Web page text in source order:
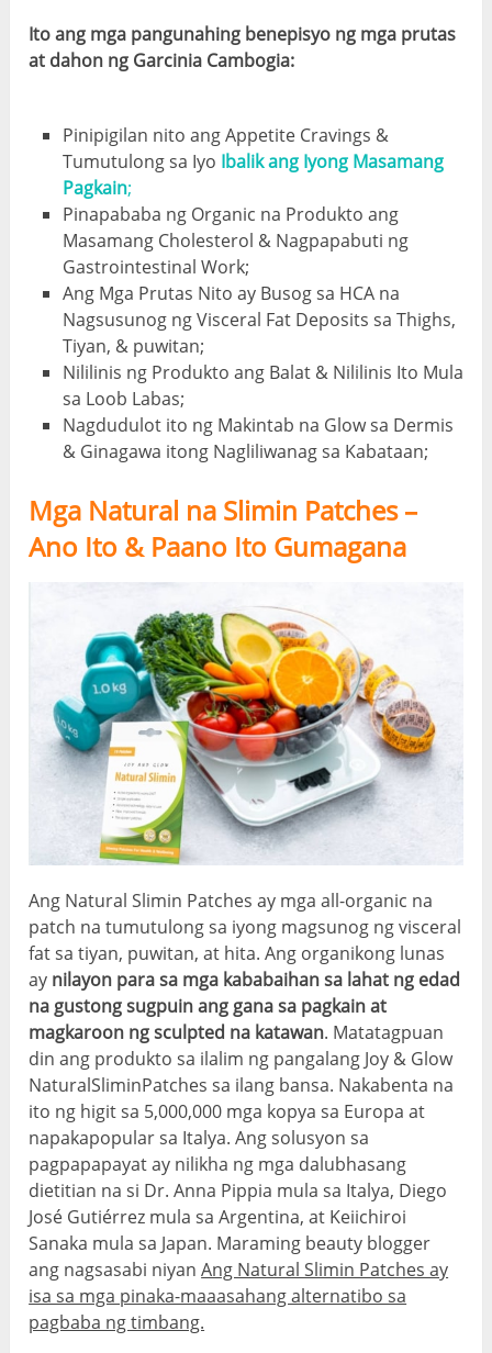
Ito ang mga pangunahing benepisyo ng mga prutas
at dahon ng Garcinia Cambogia:
Pinipigilan nito ang Appetite Cravings &
Tumutulong sa Iyo Ibalik ang Iyong Masamang
Pagkain;
Pinapababa ng Organic na Produkto ang
Masamang Cholesterol & Nagpapabuti ng
Gastrointestinal Work;
Ang Mga Prutas Nito ay Busog sa HCA na
Nagsusunog ng Visceral Fat Deposits sa Thighs,
Tiyan, & puwitan;
Nililinis ng Produkto ang Balat & Nililinis Ito Mula
sa Loob Labas;
Nagdudulot ito ng Makintab na Glow sa Dermis
& Ginagawa itong Nagliliwanag sa Kabataan;
Mga Natural na Slimin Patches –
Ano Ito & Paano Ito Gumagana
Ang Natural Slimin Patches ay mga all-organic na
patch na tumutulong sa iyong magsunog ng visceral
fat sa tiyan, puwitan, at hita. Ang organikong lunas
ay nilayon para sa mga kababaihan sa lahat ng edad
na gustong sugpuin ang gana sa pagkain at
magkaroon ng sculpted na katawan. Matatagpuan
din ang produkto sa ilalim ng pangalang Joy & Glow
NaturalSliminPatches sa ilang bansa. Nakabenta na
ito ng higit sa 5,000,000 mga kopya sa Europa at
napakapopular sa Italya. Ang solusyon sa
pagpapapayat ay nilikha ng mga dalubhasang
dietitian na si Dr. Anna Pippia mula sa Italya, Diego
José Gutiérrez mula sa Argentina, at Keiichiroi
Sanaka mula sa Japan. Maraming beauty blogger
ang nagsasabi niyanAng Natural Slimin Patches ay
isa sa mga pinaka-maaasahang alternatibo sa
pagbaba ng timbang.